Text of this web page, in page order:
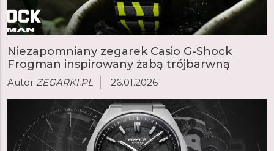
Niezapomniany zegarek Casio G-Shock
Frogman inspirowany żabą trójbarwną
Autor ZEGARKI.PL 26.01.2026